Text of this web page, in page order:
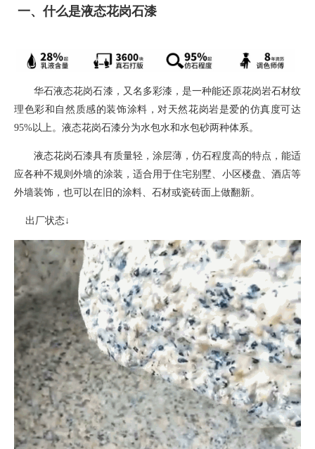
一、什么是液态花岗石漆
华石液态花岗石漆， 又名多彩漆，是一种能还原花岗岩石材纹
理色彩和自然质感的装饰涂料 ，对天然花岗岩是爱的仿真度可达
95%以上。液态花岗石漆分为水包水和水包砂两种体系。
液态花岗石漆具有质量轻，涂层薄，仿石程度高的特点，能适
应各种不规则外墙的涂装 ， 适合用于住宅别墅、小区楼盘、酒店等
外墙装饰，也可以在旧的涂料、石材或瓷砖面上做翻新。
出厂状态↓